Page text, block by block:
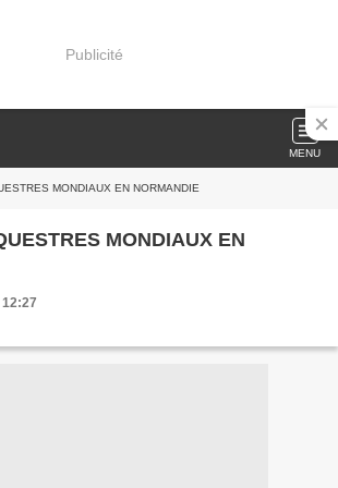
Publicité
MENU
MONDIAUX EN NORMANDIE
MONDIAUX EN
12:27